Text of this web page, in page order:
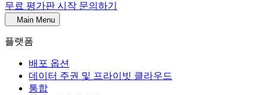
무료 평가판 시작 문의하기
Main Menu
플랫폼
배포 옵션
데이터 주권 및 프라이빗 클라우드
통합